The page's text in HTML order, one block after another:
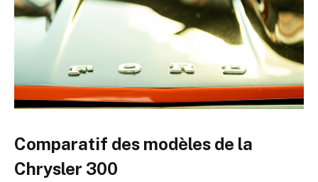
Comparatif des modèles de la
Chrysler 300